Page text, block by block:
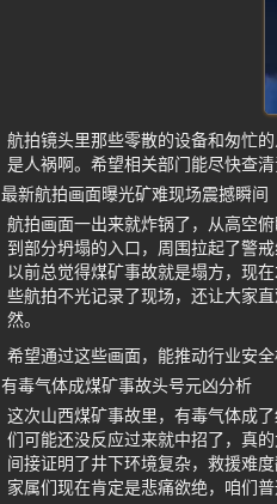
航拍镜头里那些零散的设备和匆忙
是人祸啊。希望相关部门能尽快查
最新航拍画面曝光矿难现场震撼瞬间
航拍画面一出来就炸锅了，从高空
到部分坍塌的入口，周围拉起了警
以前总觉得煤矿事故就是塌方，现
些航拍不光记录了现场，还让大家
然。
希望通过这些画面，能推动行业安
有毒气体成煤矿事故头号元凶分析
这次山西煤矿事故里，有毒气体成
们可能还没反应过来就中招了，真
间接证明了井下环境复杂，救援难
家属们现在肯定是悲痛欲绝，咱们